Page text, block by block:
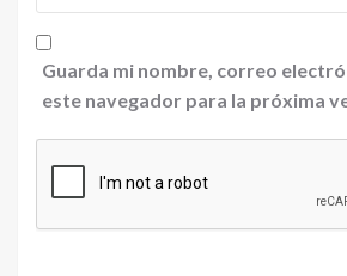
Guarda mi nombre, correo
este navegador para la próxima